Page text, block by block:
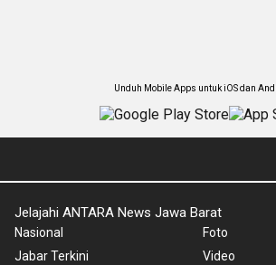
Unduh Mobile Apps untuk iOS dan
Jelajahi ANTARA News Jawa Barat
Nasional
Jabar Terkini
Foto
Video